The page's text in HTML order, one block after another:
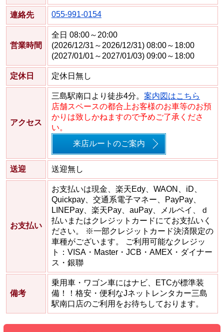
連絡先 055-991-0154
営業時間
全日 08:00～20:00
(2026/12/31～2026/12/31) 08:00～18:00
(2027/01/01～2027/01/03) 09:00～18:00
定休日 定休日無し
アクセス
三島駅南口より徒歩4分。 案内図はこちら
店舗スペースの都合上お客様のお車等のお預
かりは致しかねますので予めご了承くださ
い。
来店ルートのご案内
送迎 送迎無し
お支払い
お支払いは現金、楽天Edy、WAON、iD、
Quickpay、交通系電子マネー、PayPay、
LINEPay、楽天Pay、auPay、メルペイ、ｄ
払いまたはクレジットカードにてお支払いく
ださい。 ※一部クレジットカード決済限定の
車種がございます。 ご利用可能なクレジッ
ト：VISA・Master・JCB・AMEX・ダイナー
ス・銀聯
備考
乗用車・ワゴン車にはナビ、ETCが標準装
備！！格安・便利なJネットレンタカー三島
駅南口店のご利用をお待ちしております。